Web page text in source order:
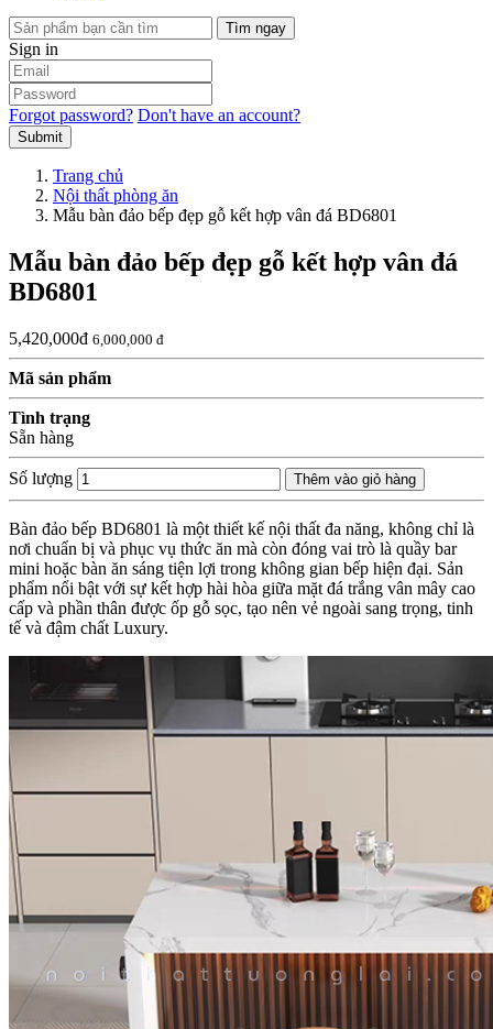
Tìm ngay
Sign in
Forgot password? Don't have an account?
Submit
Trang chủ
Nội thất phòng ăn
Mẫu bàn đảo bếp đẹp gỗ kết hợp vân đá BD6801
Mẫu bàn đảo bếp đẹp gỗ kết hợp vân đá
BD6801
5,420,000đ 6,000,000 đ
Mã sản phẩm
Tình trạng
Sẵn hàng
Số lượng Thêm vào giỏ hàng
Bàn đảo bếp BD6801 là một thiết kế nội thất đa năng, không chỉ là
nơi chuẩn bị và phục vụ thức ăn mà còn đóng vai trò là quầy bar
mini hoặc bàn ăn sáng tiện lợi trong không gian bếp hiện đại. Sản
phẩm nổi bật với sự kết hợp hài hòa giữa mặt đá trắng vân mây cao
cấp và phần thân được ốp gỗ sọc, tạo nên vẻ ngoài sang trọng, tinh
tế và đậm chất Luxury.